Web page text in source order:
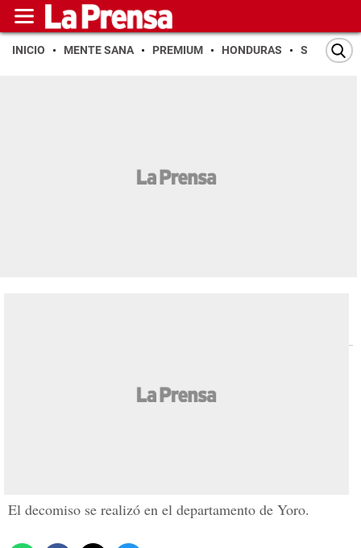
INICIO MENTE SANA PREMIUM HONDURAS SAN PEDRO
Hallan 108 kilos de
cocaína escondidos en
El decomiso se realizó en el departamento de Yoro.